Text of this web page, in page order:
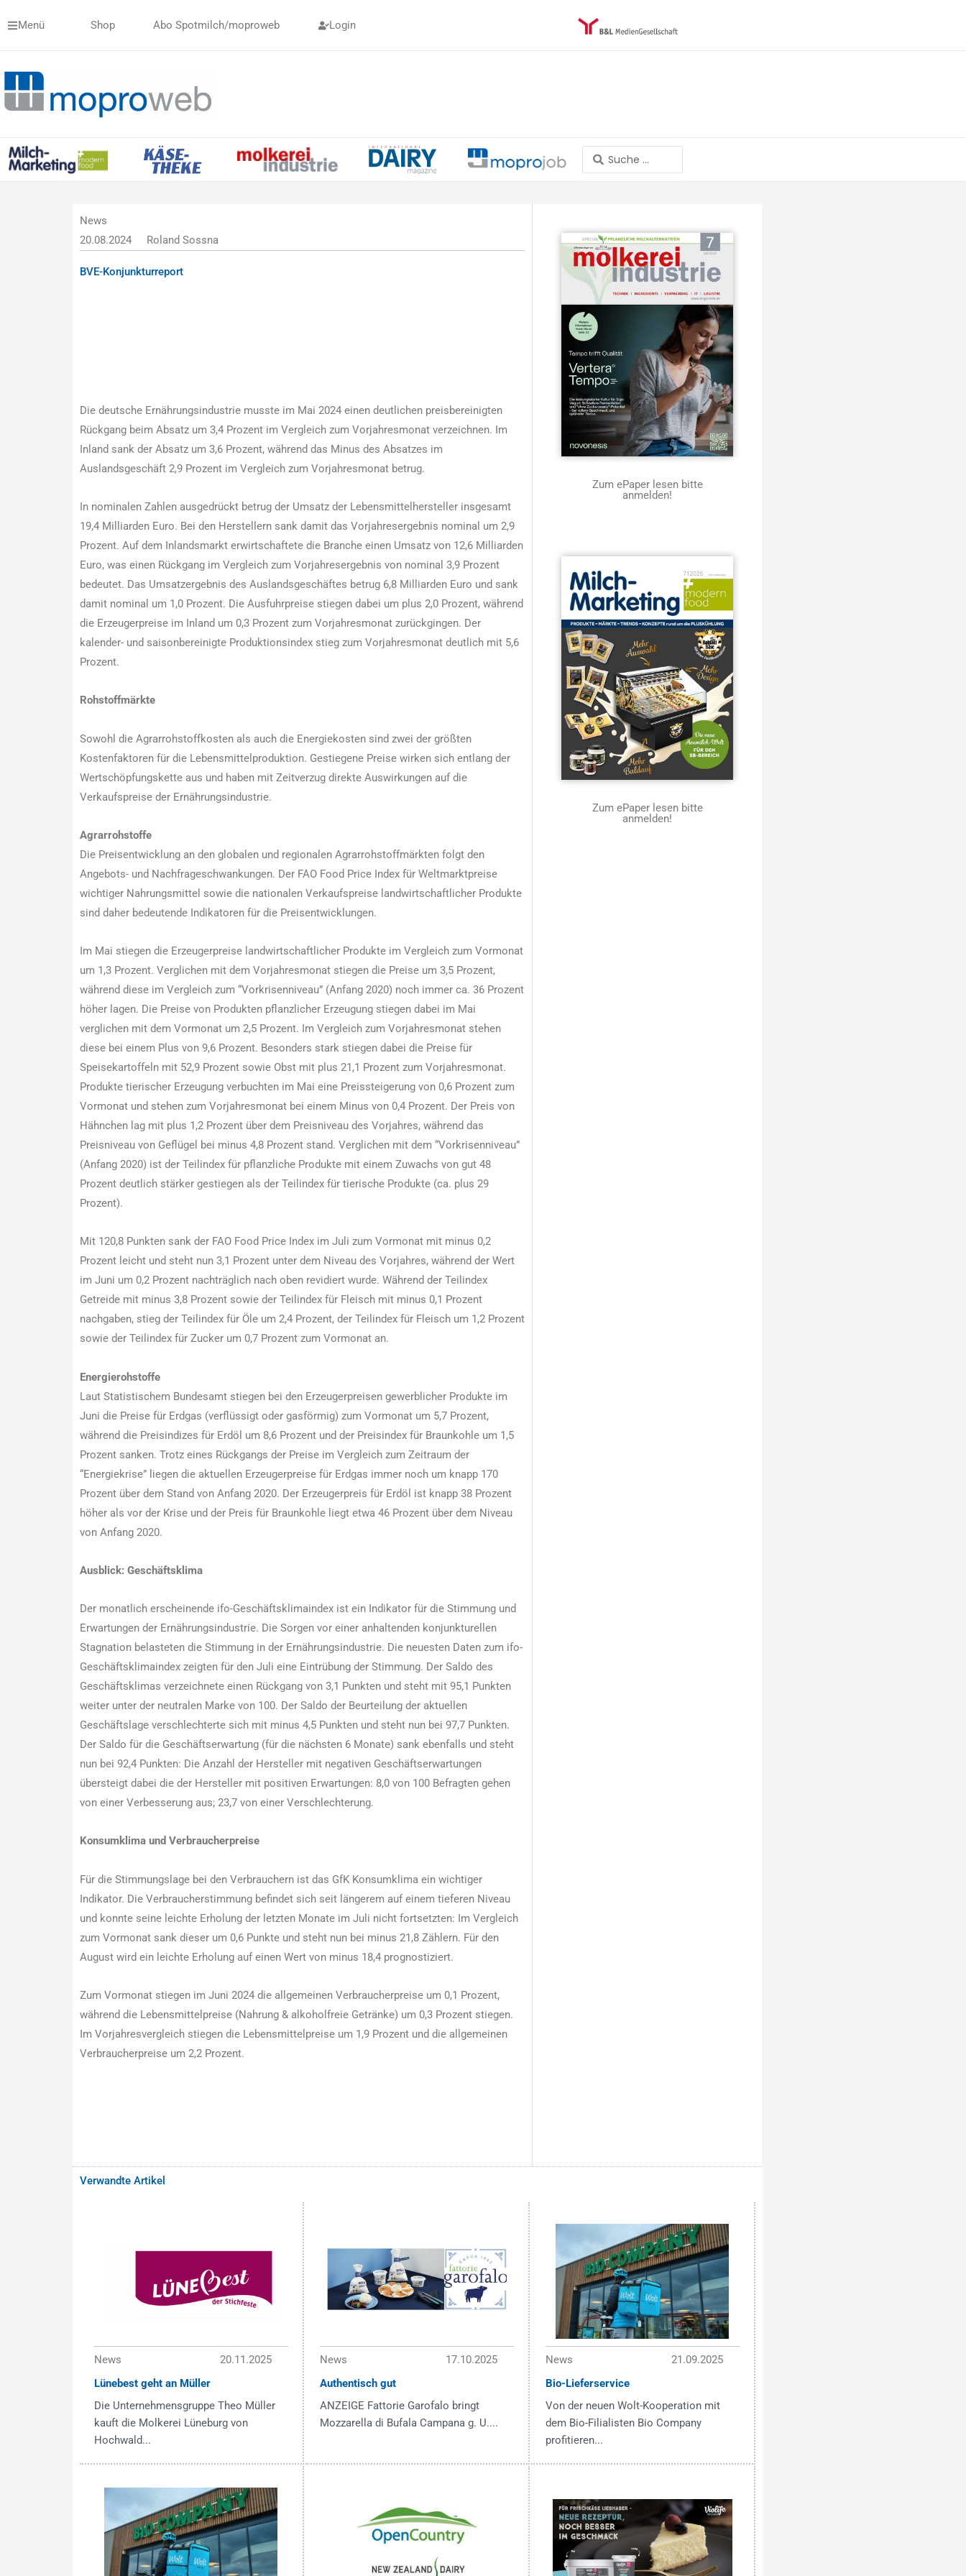
InhaltMenü Shop Abo Spotmilch/moproweb Login
Search
...
News
20.08.2024
Roland Sossna
BVE-Konjunkturreport
Die deutsche Ernährungsindustrie musste im Mai 2024 einen deutlichen preisbereinigten
Rückgang beim Absatz um 3,4 Prozent im Vergleich zum Vorjahresmonat verzeichnen. Im
Inland sank der Absatz um 3,6 Prozent, während das Minus des Absatzes im
Auslandsgeschäft 2,9 Prozent im Vergleich zum Vorjahresmonat betrug.
In nominalen Zahlen ausgedrückt betrug der Umsatz der Lebensmittelhersteller insgesamt
19,4 Milliarden Euro. Bei den Herstellern sank damit das Vorjahresergebnis nominal um 2,9
Prozent. Auf dem Inlandsmarkt erwirtschaftete die Branche einen Umsatz von 12,6 Milliarden
Euro, was einen Rückgang im Vergleich zum Vorjahresergebnis von nominal 3,9 Prozent
bedeutet. Das Umsatzergebnis des Auslandsgeschäftes betrug 6,8 Milliarden Euro und sank
damit nominal um 1,0 Prozent. Die Ausfuhrpreise stiegen dabei um plus 2,0 Prozent, während
die Erzeugerpreise im Inland um 0,3 Prozent zum Vorjahresmonat zurückgingen. Der
kalender- und saisonbereinigte Produktionsindex stieg zum Vorjahresmonat deutlich mit 5,6
Prozent.
Rohstoffmärkte
Sowohl die Agrarrohstoffkosten als auch die Energiekosten sind zwei der größten
Kostenfaktoren für die Lebensmittelproduktion. Gestiegene Preise wirken sich entlang der
Wertschöpfungskette aus und haben mit Zeitverzug direkte Auswirkungen auf die
Verkaufspreise der Ernährungsindustrie.
Agrarrohstoffe
Die Preisentwicklung an den globalen und regionalen Agrarrohstoffmärkten folgt den
Angebots- und Nachfrageschwankungen. Der FAO Food Price Index für Weltmarktpreise
wichtiger Nahrungsmittel sowie die nationalen Verkaufspreise landwirtschaftlicher Produkte
sind daher bedeutende Indikatoren für die Preisentwicklungen.
Im Mai stiegen die Erzeugerpreise landwirtschaftlicher Produkte im Vergleich zum Vormonat
um 1,3 Prozent. Verglichen mit dem Vorjahresmonat stiegen die Preise um 3,5 Prozent,
während diese im Vergleich zum “Vorkrisenniveau” (Anfang 2020) noch immer ca. 36 Prozent
höher lagen. Die Preise von Produkten pflanzlicher Erzeugung stiegen dabei im Mai
verglichen mit dem Vormonat um 2,5 Prozent. Im Vergleich zum Vorjahresmonat stehen
diese bei einem Plus von 9,6 Prozent. Besonders stark stiegen dabei die Preise für
Speisekartoffeln mit 52,9 Prozent sowie Obst mit plus 21,1 Prozent zum Vorjahresmonat.
Produkte tierischer Erzeugung verbuchten im Mai eine Preissteigerung von 0,6 Prozent zum
Vormonat und stehen zum Vorjahresmonat bei einem Minus von 0,4 Prozent. Der Preis von
Hähnchen lag mit plus 1,2 Prozent über dem Preisniveau des Vorjahres, während das
Preisniveau von Geflügel bei minus 4,8 Prozent stand. Verglichen mit dem “Vorkrisenniveau”
(Anfang 2020) ist der Teilindex für pflanzliche Produkte mit einem Zuwachs von gut 48
Prozent deutlich stärker gestiegen als der Teilindex für tierische Produkte (ca. plus 29
Prozent).
Mit 120,8 Punkten sank der FAO Food Price Index im Juli zum Vormonat mit minus 0,2
Prozent leicht und steht nun 3,1 Prozent unter dem Niveau des Vorjahres, während der Wert
im Juni um 0,2 Prozent nachträglich nach oben revidiert wurde. Während der Teilindex
Getreide mit minus 3,8 Prozent sowie der Teilindex für Fleisch mit minus 0,1 Prozent
nachgaben, stieg der Teilindex für Öle um 2,4 Prozent, der Teilindex für Fleisch um 1,2 Prozent
sowie der Teilindex für Zucker um 0,7 Prozent zum Vormonat an.
Energierohstoffe
Laut Statistischem Bundesamt stiegen bei den Erzeugerpreisen gewerblicher Produkte im
Juni die Preise für Erdgas (verflüssigt oder gasförmig) zum Vormonat um 5,7 Prozent,
während die Preisindizes für Erdöl um 8,6 Prozent und der Preisindex für Braunkohle um 1,5
Prozent sanken. Trotz eines Rückgangs der Preise im Vergleich zum Zeitraum der
“Energiekrise” liegen die aktuellen Erzeugerpreise für Erdgas immer noch um knapp 170
Prozent über dem Stand von Anfang 2020. Der Erzeugerpreis für Erdöl ist knapp 38 Prozent
höher als vor der Krise und der Preis für Braunkohle liegt etwa 46 Prozent über dem Niveau
von Anfang 2020.
Ausblick: Geschäftsklima
Der monatlich erscheinende ifo-Geschäftsklimaindex ist ein Indikator für die Stimmung und
Erwartungen der Ernährungsindustrie. Die Sorgen vor einer anhaltenden konjunkturellen
Stagnation belasteten die Stimmung in der Ernährungsindustrie. Die neuesten Daten zum ifo-
Geschäftsklimaindex zeigten für den Juli eine Eintrübung der Stimmung. Der Saldo des
Geschäftsklimas verzeichnete einen Rückgang von 3,1 Punkten und steht mit 95,1 Punkten
weiter unter der neutralen Marke von 100. Der Saldo der Beurteilung der aktuellen
Geschäftslage verschlechterte sich mit minus 4,5 Punkten und steht nun bei 97,7 Punkten.
Der Saldo für die Geschäftserwartung (für die nächsten 6 Monate) sank ebenfalls und steht
nun bei 92,4 Punkten: Die Anzahl der Hersteller mit negativen Geschäftserwartungen
übersteigt dabei die der Hersteller mit positiven Erwartungen: 8,0 von 100 Befragten gehen
von einer Verbesserung aus; 23,7 von einer Verschlechterung.
Konsumklima und Verbraucherpreise
Für die Stimmungslage bei den Verbrauchern ist das GfK Konsumklima ein wichtiger
Indikator. Die Verbraucherstimmung befindet sich seit längerem auf einem tieferen Niveau
und konnte seine leichte Erholung der letzten Monate im Juli nicht fortsetzten: Im Vergleich
zum Vormonat sank dieser um 0,6 Punkte und steht nun bei minus 21,8 Zählern. Für den
August wird ein leichte Erholung auf einen Wert von minus 18,4 prognostiziert.
Zum Vormonat stiegen im Juni 2024 die allgemeinen Verbraucherpreise um 0,1 Prozent,
während die Lebensmittelpreise (Nahrung & alkoholfreie Getränke) um 0,3 Prozent stiegen.
Im Vorjahresvergleich stiegen die Lebensmittelpreise um 1,9 Prozent und die allgemeinen
Verbraucherpreise um 2,2 Prozent.
Zum ePaper lesen bitte
anmelden!
Zum ePaper lesen bitte
anmelden!
Verwandte Artikel
News
20.11.2025
Lünebest geht an Müller
Die Unternehmensgruppe Theo Müller
kauft die Molkerei Lüneburg von
Hochwald...
News
17.10.2025
Authentisch gut
ANZEIGE Fattorie Garofalo bringt
Mozzarella di Bufala Campana g. U....
News
21.09.2025
Bio-Lieferservice
Von der neuen Wolt-Kooperation mit
dem Bio-Filialisten Bio Company
profitieren...